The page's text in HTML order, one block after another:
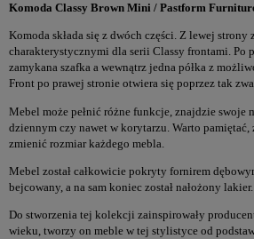
Komoda Classy Brown Mini / Pastform
Komoda składa się z dwóch części. Z lewej
charakterystycznymi dla serii Classy frontami. Po
zamykana szafka a wewnątrz jedna półka z
Front po prawej stronie otwiera się poprzez tak
Mebel może pełnić różne funkcje, znajdzie swoje
dziennym czy nawet w korytarzu. Warto
zmienić rozmiar każdego mebla.
Mebel został całkowicie pokryty fornirem
bejcowany, a na sam koniec został nałożony lakier.
Do stworzenia tej kolekcji zainspirowały
wieku, tworzy on meble w tej stylistyce od